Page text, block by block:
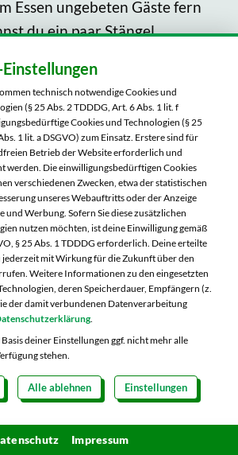
Essen ungebeten Gäste fern
du ein paar Stängel
Basilikum oder Minze auf der
So hast du Deko und
in einem.
anders
beim Picknick durchaus
als Becherhalter,
zum Umkippen verurteilt auf die
werden müssen oder auch
verschiedenen Leckereien wie
oder auch verschiedenen Dips
halten
Sandwiches fallen beim
technisch notwendige Cookies und
(§ 25 Abs. 2 TDDDG, Art. 6 Abs. 1 lit. f
Cookies und Technologien (§ 25
1 lit. a DSGVO) zum Einsatz. Erstere sind für
Betrieb der Website erforderlich und
werden. Die einwilligungsbedürftigen Cookies
verschiedenen Zwecken, etwa der statistischen
unseres Webauftritts oder der Anzeige
Werbung. Sofern Sie diese zusätzlichen
nutzen möchten, ist deine Einwilligung gemäß
§ 25 Abs. 1 TDDDG erforderlich. Deine erteilte
jederzeit mit Wirkung für die Zukunft über den
Weitere Informationen zu den eingesetzten
deren Speicherdauer, Empfängern (z.
der damit verbundenen Datenverarbeitung
.
deiner Einstellungen ggf. nicht mehr alle
stehen.
Alle ablehnen Einstellungen
Impressum